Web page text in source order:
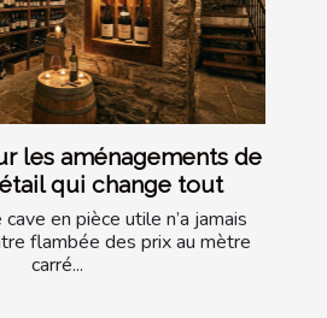
les aménagements de
qui change tout
en pièce utile n’a jamais
flambée des prix au mètre
carré...